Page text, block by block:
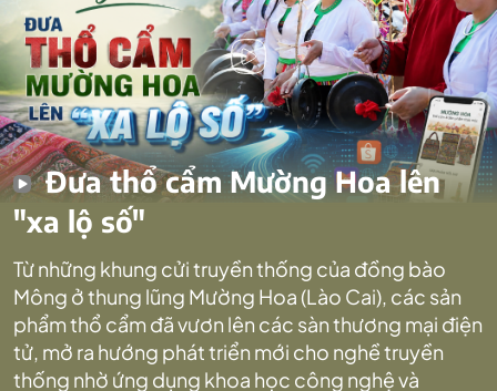
Đưa thổ cẩm Mường Hoa lên
"xa lộ số"
Từ những khung cửi truyền thống của đồng bào
Mông ở thung lũng Mường Hoa (Lào Cai), các sản
phẩm thổ cẩm đã vươn lên các sàn thương mại điện
tử, mở ra hướng phát triển mới cho nghề truyền
thống nhờ ứng dụng khoa học công nghệ và